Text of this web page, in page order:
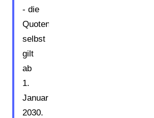
- die
Quotenpflicht
selbst
gilt
ab
1.
Januar
2030.